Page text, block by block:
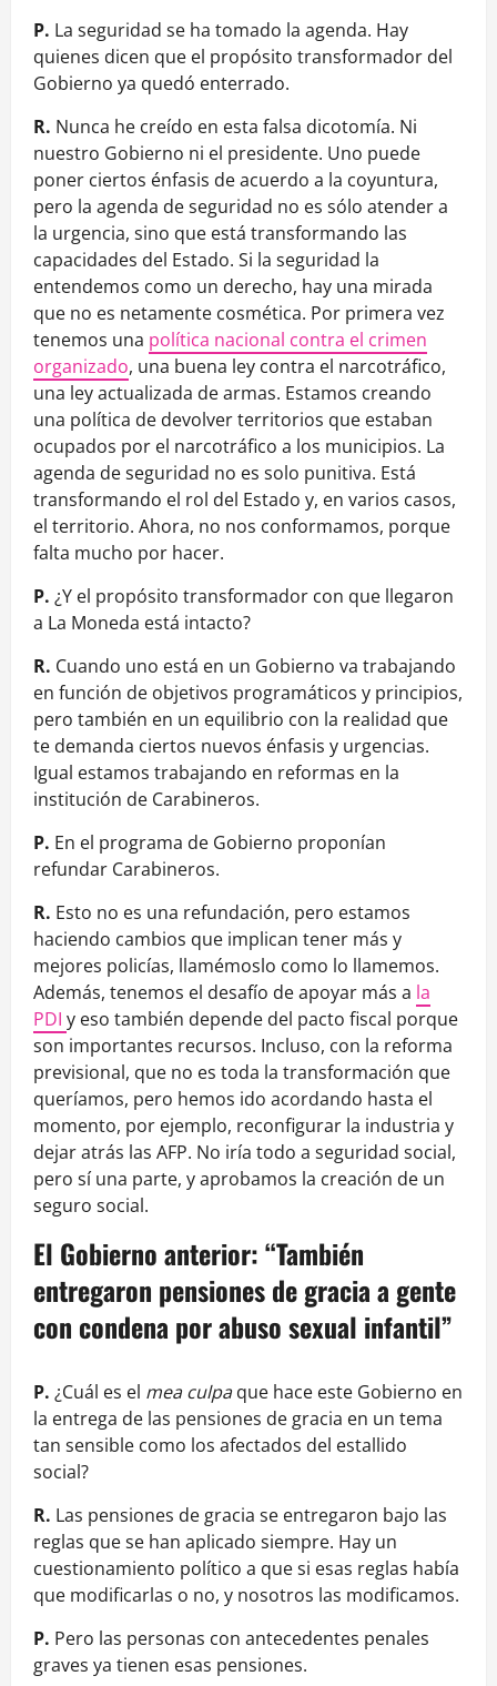
P. La seguridad se ha tomado la agenda. Hay
quienes dicen que el propósito transformador del
Gobierno ya quedó enterrado.
R. Nunca he creído en esta falsa dicotomía. Ni
nuestro Gobierno ni el presidente. Uno puede
poner ciertos énfasis de acuerdo a la coyuntura,
pero la agenda de seguridad no es sólo atender a
la urgencia, sino que está transformando las
capacidades del Estado. Si la seguridad la
entendemos como un derecho, hay una mirada
que no es netamente cosmética. Por primera vez
tenemos una política nacional contra el crimen
organizado, una buena ley contra el narcotráfico,
una ley actualizada de armas. Estamos creando
una política de devolver territorios que estaban
ocupados por el narcotráfico a los municipios. La
agenda de seguridad no es solo punitiva. Está
transformando el rol del Estado y, en varios casos,
el territorio. Ahora, no nos conformamos, porque
falta mucho por hacer.
P. ¿Y el propósito transformador con que llegaron
a La Moneda está intacto?
R. Cuando uno está en un Gobierno va trabajando
en función de objetivos programáticos y principios,
pero también en un equilibrio con la realidad que
te demanda ciertos nuevos énfasis y urgencias.
Igual estamos trabajando en reformas en la
institución de Carabineros.
P. En el programa de Gobierno proponían
refundar Carabineros.
R. Esto no es una refundación, pero estamos
haciendo cambios que implican tener más y
mejores policías, llamémoslo como lo llamemos.
Además, tenemos el desafío de apoyar más a la
PDI y eso también depende del pacto fiscal porque
son importantes recursos. Incluso, con la reforma
previsional, que no es toda la transformación que
queríamos, pero hemos ido acordando hasta el
momento, por ejemplo, reconfigurar la industria y
dejar atrás las AFP. No iría todo a seguridad social,
pero sí una parte, y aprobamos la creación de un
seguro social.
El Gobierno anterior: “También
entregaron pensiones de gracia a gente
con condena por abuso sexual infantil”
P. ¿Cuál es el mea culpaque hace este Gobierno en
la entrega de las pensiones de gracia en un tema
tan sensible como los afectados del estallido
social?
R. Las pensiones de gracia se entregaron bajo las
reglas que se han aplicado siempre. Hay un
cuestionamiento político a que si esas reglas había
que modificarlas o no, y nosotros las modificamos.
P. Pero las personas con antecedentes penales
graves ya tienen esas pensiones.